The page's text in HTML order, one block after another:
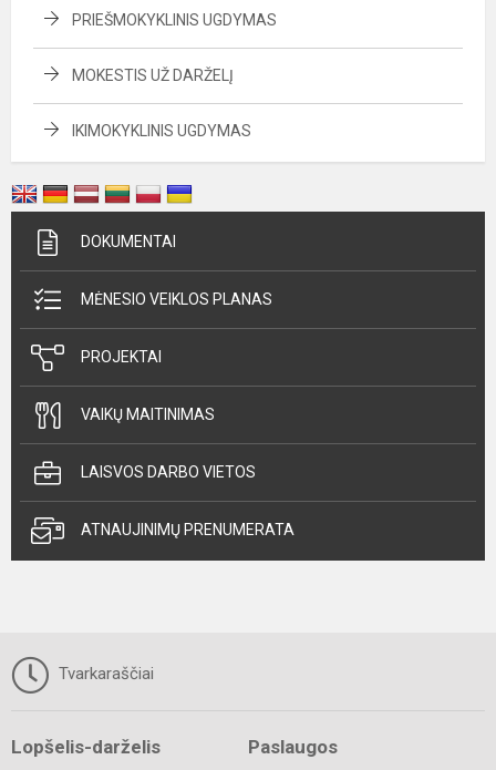
PRIEŠMOKYKLINIS UGDYMAS
MOKESTIS UŽ DARŽELĮ
IKIMOKYKLINIS UGDYMAS
DOKUMENTAI
MĖNESIO VEIKLOS PLANAS
PROJEKTAI
VAIKŲ MAITINIMAS
LAISVOS DARBO VIETOS
ATNAUJINIMŲ PRENUMERATA
Tvarkaraščiai
Lopšelis-darželis Paslaugos